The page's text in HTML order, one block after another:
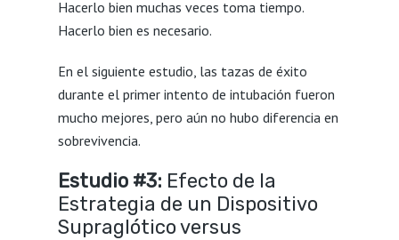
Hacerlo bien muchas veces toma tiempo.
Hacerlo bien es necesario.
En el siguiente estudio, las tazas de éxito
durante el primer intento de intubación fueron
mucho mejores, pero aún no hubo diferencia en
sobrevivencia.
Estudio #3: Efecto de la
Estrategia de un Dispositivo
Supraglótico versus